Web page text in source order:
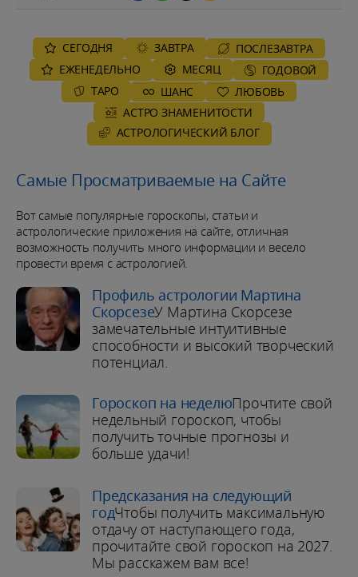
СЕГОДНЯ ЗАВТРА
ПОСЛЕЗАВТРА
ЕЖЕНЕДЕЛЬНО
MЕСЯЦ
ГОДОВОЙ
ТАРО
ШАНС
ЛЮБОВЬ
АСТРО ЗНАМЕНИТОСТИ
AСТРОЛОГИЧЕСКИЙ БЛОГ
Самые Просматриваемые на Сайте
Вот самые популярные гороскопы, статьи и
астрологические приложения на сайте, отличная
возможность получить много информации и весело
провести время с астрологией.
Профиль астрологии Мартина
СкорсезеУ Мартина Скорсезе
замечательные интуитивные
способности и высокий творческий
потенциал.
Гороскоп на неделюПрочтите свой
недельный гороскоп, чтобы
получить точные прогнозы и
больше удачи!
Предсказания на следующий
годЧтобы получить максимальную
отдачу от наступающего года,
прочитайте свой гороскоп на 2027.
Мы расскажем вам все!